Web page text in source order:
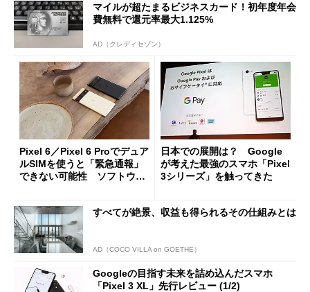
マイルが超たまるビジネスカード！初年度年会
費無料で還元率最大1.125%
AD（クレディセゾン）
Pixel 6／Pixel 6 Proでデュア
ルSIMを使うと「緊急通報」
できない可能性 ソフトウェ
日本での展開は？ Google
が考えた最強のスマホ「Pixel
3シリーズ」を触ってきた
すべてが絶景、収益も得られるその仕組みとは
AD（COCO VILLA on GOETHE）
Googleの目指す未来を詰め込んだスマホ
「Pixel 3 XL」先行レビュー (1/2)